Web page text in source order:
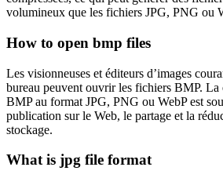
volumineux que les fichiers JPG, PNG ou
How to open bmp files
Les visionneuses et éditeurs d’images
bureau peuvent ouvrir les fichiers BMP. La
BMP au format JPG, PNG ou WebP est
publication sur le Web, le partage et la
stockage.
What is jpg file format